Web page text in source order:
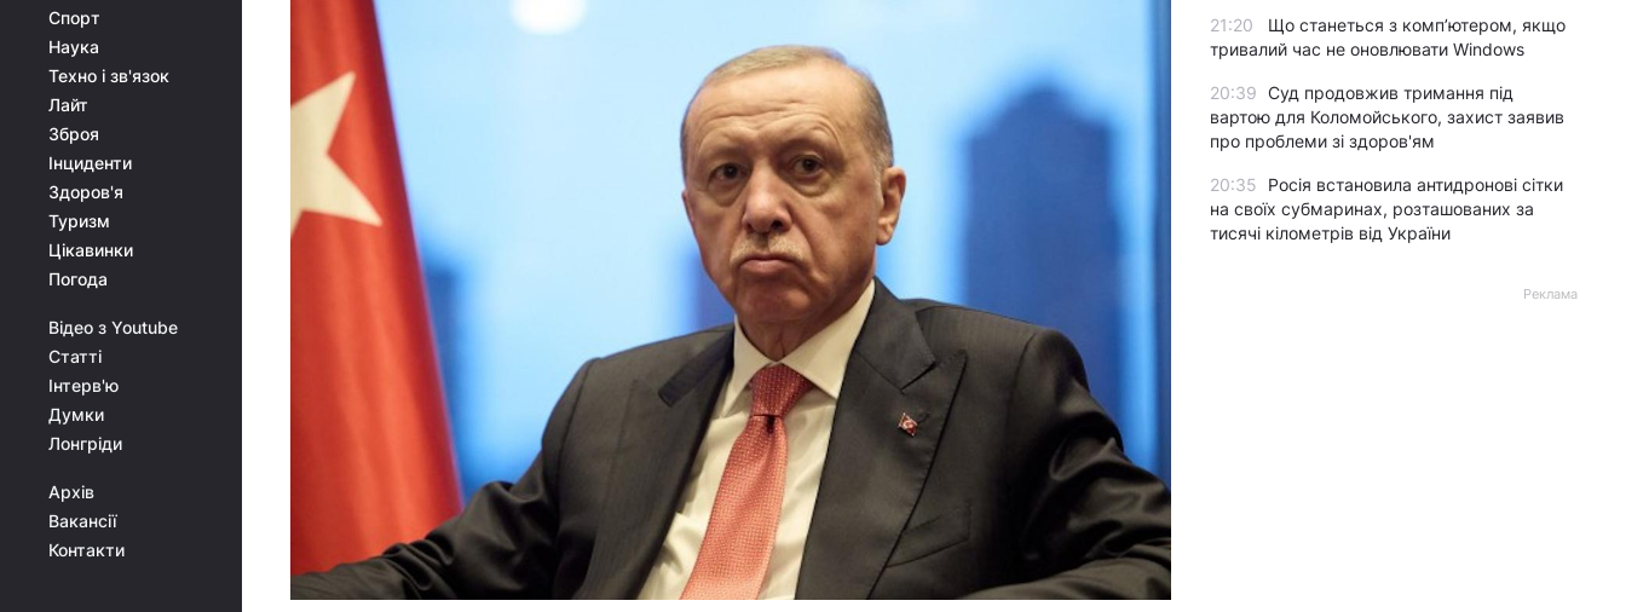
Спорт
Наука
Техно і зв'язок
Лайт
Зброя
Інциденти
Здоров'я
Туризм
Цікавинки
Погода
Відео з Youtube
Статті
Інтерв'ю
Думки
Лонгріди
Архів
Вакансії
Контакти
21:20
Що станеться з комп’ютером, якщо
тривалий час не оновлювати Windows
20:39 Суд продовжив тримання під
вартою для Коломойського, захист заявив
про проблеми зі здоров'ям
20:35
Росія встановила антидронові сітки
на своїх субмаринах, розташованих за
тисячі кілометрів від України
Реклама